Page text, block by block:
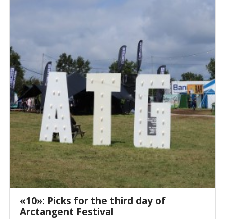
«10»: Picks for the third day of
Arctangent Festival